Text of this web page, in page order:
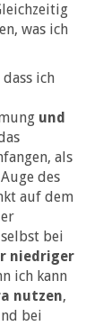
was ich
dass ich
und
als
des
auf dem
bei
niedriger
ich kann
nutzen,
bei